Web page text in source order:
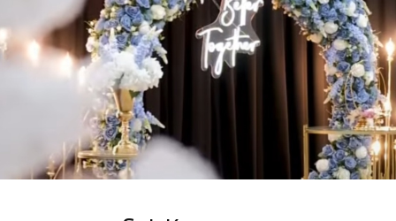
MENÜLER
GALERI
BLOG
İLETIŞIM